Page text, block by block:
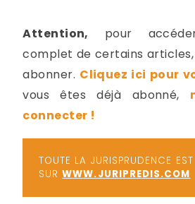
Attention, pour
complet de certains articles,
abonner. Cliquez ici pour
vous êtes déjà abonné,
connecter !
TOUTE LA JURISPRUDENCE
SURWWW.JURIPREDIS.COM